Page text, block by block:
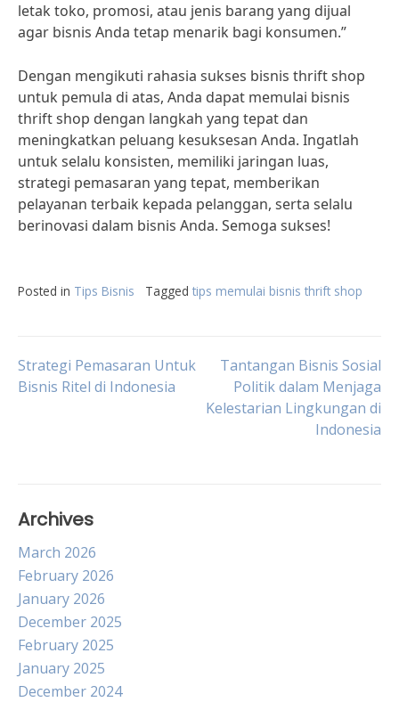
letak toko, promosi, atau jenis barang yang dijual
agar bisnis Anda tetap menarik bagi konsumen.”
Dengan mengikuti rahasia sukses bisnis thrift shop
untuk pemula di atas, Anda dapat memulai bisnis
thrift shop dengan langkah yang tepat dan
meningkatkan peluang kesuksesan Anda. Ingatlah
untuk selalu konsisten, memiliki jaringan luas,
strategi pemasaran yang tepat, memberikan
pelayanan terbaik kepada pelanggan, serta selalu
berinovasi dalam bisnis Anda. Semoga sukses!
Posted in Tips Bisnis Tagged tips memulai bisnis thrift shop
Post
Strategi Pemasaran Untuk
Bisnis Ritel di Indonesia
Tantangan Bisnis Sosial
Politik dalam Menjaga
Kelestarian Lingkungan di
Indonesia
Archives
March 2026
February 2026
January 2026
December 2025
February 2025
January 2025
December 2024